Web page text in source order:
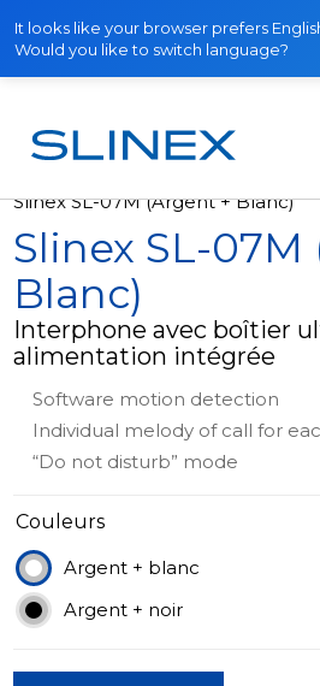
It looks like your browser prefers
Would you like to switch language?
Accueil Produits
Slinex SL-07M (Argent + Blanc)
Slinex SL-07M
Blanc)
Interphone avec boîtier
alimentation intégrée
Software motion detection
Individual melody of call for
“Do not disturb” mode
Couleurs
Argent + blanc
Argent + noir